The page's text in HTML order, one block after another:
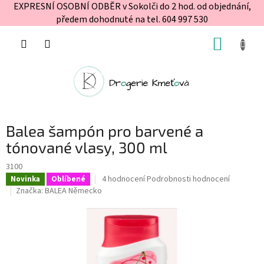
EXPRESNÍ OSOBNÍ ODBĚR v Sokolči do 2 hod. od objednání,
předem dohodnuté na tel. 604 997 530
Balea šampón pro barvené a
tónované vlasy, 300 ml
3100
Novinka Oblíbené
Průměrné
hodnocení
je
4,5
5
hvězdiček.
4 hodnoceníPodrobnosti hodnocení
Značka: BALEA Německo